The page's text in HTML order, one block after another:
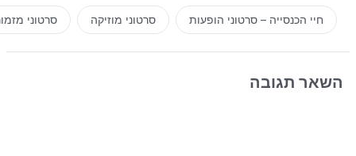
חיי הכנסייה – סרטוני הופעות סרטוני מוזיקה סרטוני
השאר תגובה